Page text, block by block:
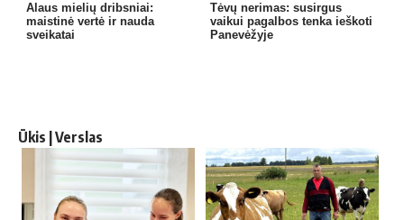
Alaus mielių dribsniai:
maistinė vertė ir nauda
sveikatai
Tėvų nerimas: susirgus
vaikui pagalbos tenka ieškoti
Panevėžyje
Ūkis | Verslas